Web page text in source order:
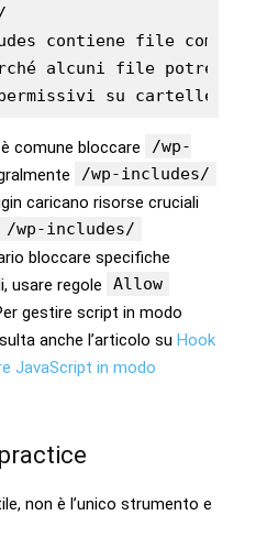
contiene file
alcuni file
su cartelle
comune bloccare
/wp-
/wp-includes/
caricano risorse cruciali
/wp-includes/
bloccare specifiche
usare regole
Allow
gestire script in modo
anche l’articolo su Hook
JavaScript in modo
non è l’unico strumento e